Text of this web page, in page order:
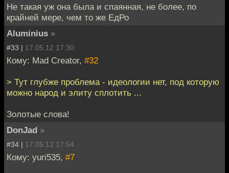
Не такая уж она была и спаянная, не более, по
крайней мере, чем то же ЕдРо
Aluminius »
#33 | 17.05.12 17:30
Кому: Mad Creator, #32
> Тут глубже проблема - идеологии нет, под которую
можно народ и элиту сплотить ...
Золотые слова!
DonJad »
#34 | 17.05.12 17:54
Кому: yuri535, #7